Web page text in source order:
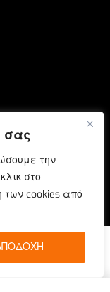
σας
την
στο
των cookies από